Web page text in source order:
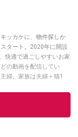
ッカケに、物件探しか
タート。2020年に開設
快適で過ごしやすいお家
の動画を配信してい
婦。家族は夫婦＋猫1